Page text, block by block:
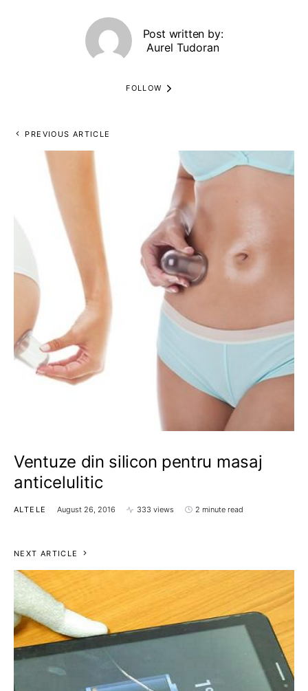
Post written by:
Aurel Tudoran
FOLLOW
PREVIOUS ARTICLE
Ventuze din silicon pentru masaj
anticelulitic
ALTELE August 26, 2016 333 views 2 minute read
NEXT ARTICLE